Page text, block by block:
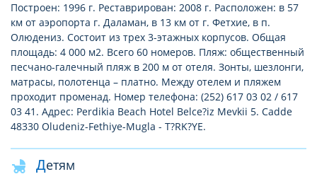
Построен: 1996 г. Реставрирован: 2008 г. Расположен: в 57
км от аэропорта г. Даламан, в 13 км от г. Фетхие, в п.
Олюдениз. Состоит из трех 3-этажных корпусов. Общая
площадь: 4 000 м2. Всего 60 номеров. Пляж: общественный
песчано-галечный пляж в 200 м от отеля. Зонты, шезлонги,
матрасы, полотенца – платно. Между отелем и пляжем
проходит променад. Номер телефона: (252) 617 03 02 / 617
03 41. Адрес: Perdikia Beach Hotel Belce?iz Mevkii 5. Cadde
48330 Oludeniz-Fethiye-Mugla - T?RK?YE.
Детям